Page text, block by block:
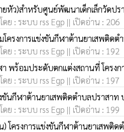
หัว)สำหรับศูนย์พัฒนาเด็กเล็กวัดปรา
ย : ระบบ rss Egp || เปิดอ่าน : 206
มโครงการแข่งขันกีฬาต้านยาเสพติด
ย : ระบบ rss Egp || เปิดอ่าน : 192
พร้อมประดับตกแต่งสถานที่ โครง
ย : ระบบ rss Egp || เปิดอ่าน : 197
ขันกีฬาต้านยาเสพติดตำบลปราสาท
ย : ระบบ rss Egp || เปิดอ่าน : 199
ครงการแข่งขันกีฬาต้านยาเสพติด